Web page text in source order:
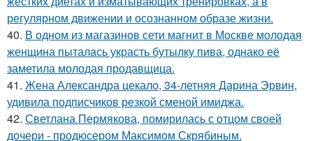
регулярном движении и осознанном образе жизни.
40. В одном из магазинов сети магнит в Москве молодая
женщина пыталась украсть бутылку пива, однако её
заметила молодая продавщица.
41. Жена Александра цекало, 34-летняя Дарина Эрвин,
удивила подписчиков резкой сменой имиджа.
42. Светлана Пермякова, помирилась с отцом своей
дочери - продюсером Максимом Скрябиным.